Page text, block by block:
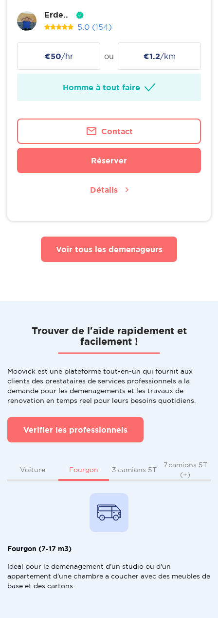
Erde..
5.0 (154)
€50/hr ou €1.2/km
Homme à tout faire
Contact
Réserver
Détails
Voir tous les demenageurs
Trouver de l'aide rapidement et
facilement !
Moovick est une plateforme tout-en-un qui fournit aux
clients des prestataires de services professionnels a la
demande pour les demenagements et les travaux de
renovation en temps reel pour leurs besoins quotidiens.
Verifier les professionnels
Voiture Fourgon 3.camions 5T
7.camions 5T
(+)
Fourgon (7-17 m3)
Ideal pour le demenagement d'un studio ou d'un
appartement d'une chambre a coucher avec des meubles de
base et des cartons.